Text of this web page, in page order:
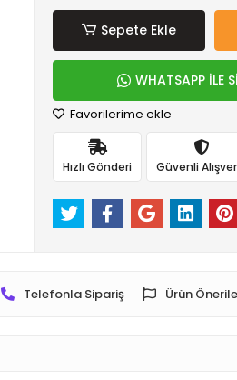
Sepete Ekle
WHATSAPP İLE
Favorilerime ekle
Hızlı Gönderi Güvenli
Telefonla Sipariş Ürün